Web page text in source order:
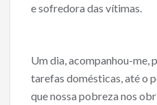
e sofredora das vítimas.
Um dia, acompanhou-me,
tarefas domésticas, até o
que nossa pobreza nos